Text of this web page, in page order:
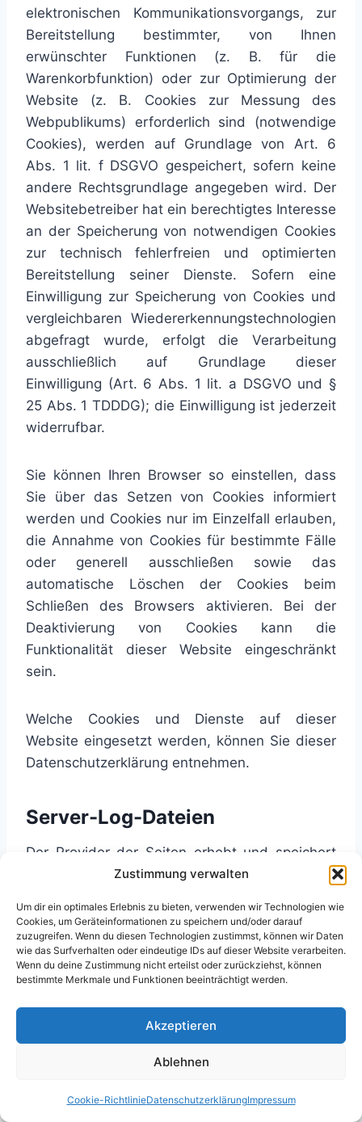
Zustimmung verwalten
Um dir ein optimales Erlebnis zu bieten, verwenden wir Technologien wie
Cookies, um Geräteinformationen zu speichern und/oder darauf
zuzugreifen. Wenn du diesen Technologien zustimmst, können wir Daten
wie das Surfverhalten oder eindeutige IDs auf dieser Website verarbeiten.
Wenn du deine Zustimmung nicht erteilst oder zurückziehst, können
bestimmte Merkmale und Funktionen beeinträchtigt werden.
Akzeptieren
Ablehnen
Cookie-RichtlinieDatenschutzerklärungImpressum
elektronischen Kommunikationsvorgangs, zur
Bereitstellung bestimmter, von Ihnen
erwünschter Funktionen (z. B. für die
Warenkorbfunktion) oder zur Optimierung der
Website (z. B. Cookies zur Messung des
Webpublikums) erforderlich sind (notwendige
Cookies), werden auf Grundlage von Art. 6
Abs. 1 lit. f DSGVO gespeichert, sofern keine
andere Rechtsgrundlage angegeben wird. Der
Websitebetreiber hat ein berechtigtes Interesse
an der Speicherung von notwendigen Cookies
zur technisch fehlerfreien und optimierten
Bereitstellung seiner Dienste. Sofern eine
Einwilligung zur Speicherung von Cookies und
vergleichbaren Wiedererkennungstechnologien
abgefragt wurde, erfolgt die Verarbeitung
ausschließlich auf Grundlage dieser
Einwilligung (Art. 6 Abs. 1 lit. a DSGVO und §
25 Abs. 1 TDDDG); die Einwilligung ist jederzeit
widerrufbar.
Sie können Ihren Browser so einstellen, dass
Sie über das Setzen von Cookies informiert
werden und Cookies nur im Einzelfall erlauben,
die Annahme von Cookies für bestimmte Fälle
oder generell ausschließen sowie das
automatische Löschen der Cookies beim
Schließen des Browsers aktivieren. Bei der
Deaktivierung von Cookies kann die
Funktionalität dieser Website eingeschränkt
sein.
Welche Cookies und Dienste auf dieser
Website eingesetzt werden, können Sie dieser
Datenschutzerklärung entnehmen.
Server-Log-Dateien
Der Provider der Seiten erhebt und speichert
automatisch Informationen in so genannten
automatisch an uns übermittelt. Dies sind:
Browsertyp und Browserversion
verwendetes Betriebssystem
Referrer URL
Hostname des zugreifenden Rechners